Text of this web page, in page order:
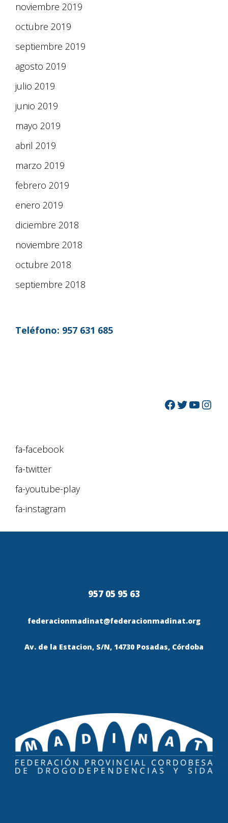
noviembre 2019
octubre 2019
septiembre 2019
agosto 2019
julio 2019
junio 2019
mayo 2019
abril 2019
marzo 2019
febrero 2019
enero 2019
diciembre 2018
noviembre 2018
octubre 2018
septiembre 2018
Teléfono: 957 631 685
fa-facebook
fa-twitter
fa-youtube-play
fa-instagram
957 05 95 63
federacionmadinat@federacionmadinat.org
Av. de la Estacion, S/N, 14730 Posadas, Córdoba